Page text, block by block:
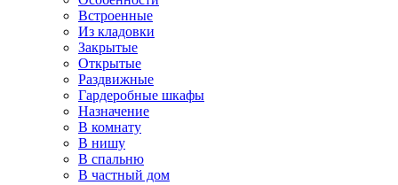
Встроенные
Из кладовки
Закрытые
Открытые
Раздвижные
Гардеробные шкафы
Назначение
В комнату
В нишу
В спальню
В частный дом